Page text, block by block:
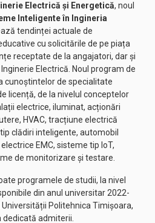
Electrică și Energetică, noul
Inteligente în Ingineria
tendinței actuale de
cu solicitările de pe piața
receptate de la angajatori, dar şi
Electrică. Noul program de
cunoştintelor de specialitate
licență, de la nivelul conceptelor
electrice, iluminat, acționări
HVAC, tracțiune electrică
clădiri inteligente, automobil
EMC, sisteme tip loT,
de monitorizare şi testare.
programele de studii, la nivel
din anul universitar 2022-
Politehnica Timișoara,
dedicată admiterii.